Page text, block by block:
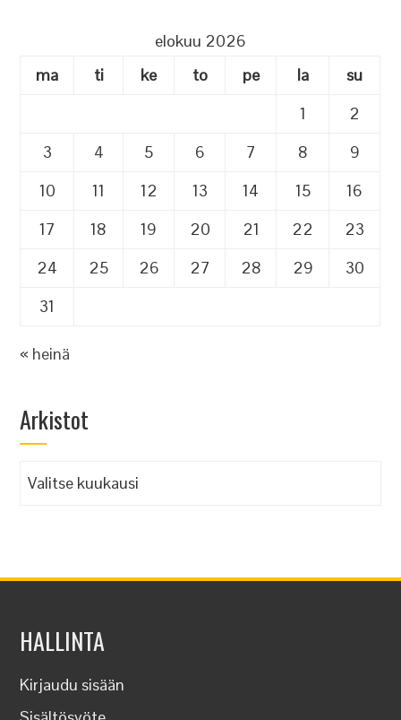
elokuu 2026
ma
ti ke to pe la
su
1
2
3
4 5 6 7 8
9
10
11 12 13 14 15
16
17
18 19 20 21 22
23
24
25 26 27 28 29
30
31
« heinä
Arkistot
Arkistot
HALLINTA
Kirjaudu sisään